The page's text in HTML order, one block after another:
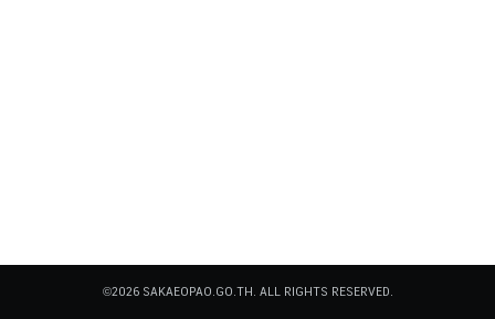
©2026 SAKAEOPAO.GO.TH. ALL RIGHTS RESERVED.